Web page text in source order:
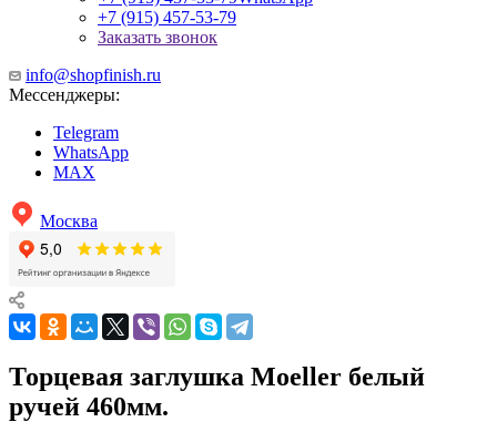
+7 (915) 457-53-79
Заказать звонок
info@shopfinish.ru
Мессенджеры:
Telegram
WhatsApp
MAX
Москва
Торцевая заглушка Moeller белый
ручей 460мм.